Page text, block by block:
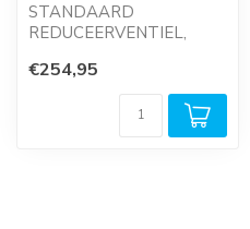
STANDAARD
REDUCEERVENTIEL,
7700/7703/7706/7716 |
Reduceerven...
€254,95